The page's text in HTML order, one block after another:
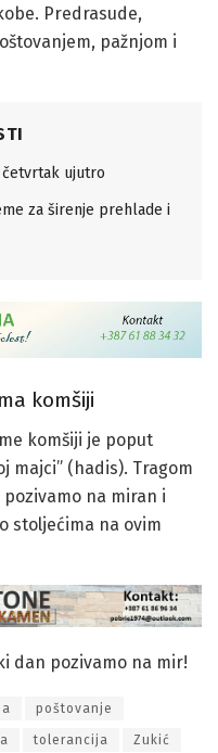
Predrasude,
pažnjom i
četvrtak ujutro
za širenje prehlade i
komšiji
komšiji je poput
majci” (hadis). Tragom
na miran i
stoljećima na ovim
dan pozivamo na mir!
poštovanje
tolerancija Zukić